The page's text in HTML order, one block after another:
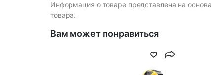
Max число оборотов, об/
Особенности
Тормоз
Информация о товаре представлена на
товара.
Вам может понравиться